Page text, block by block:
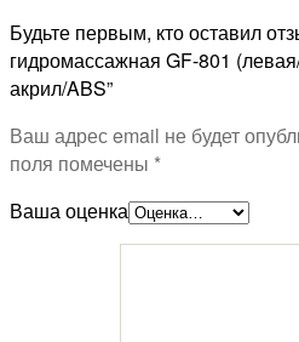
Будьте первым, кто оставил
гидромассажная GF-801
акрил/ABS”
Ваш адрес email не будет
поля помечены *
Ваша оценка